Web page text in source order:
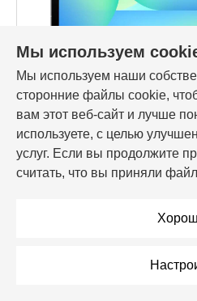
Код товара: 221735
Планшет Samsung Galaxy Tab
8/128GB, Grey (SM-
2 419,00 Br
Мы используем
Мы используем наши
сторонние файлы cookie,
вам этот веб-сайт и лучше
используете, с целью
услуг. Если вы продолжите
считать, что вы приняли